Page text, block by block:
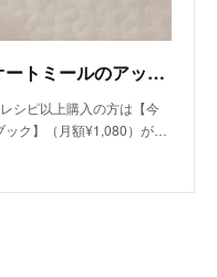
フライパンでOK◎バナナとオートミールのアップサイドダウンケーキ （手作り犬おやつレシピ） /単品購入｜いちかわあやこ（犬ごはん先生）｜note
シピ以上購入の方は【今
ック】（月額¥1,080）が…